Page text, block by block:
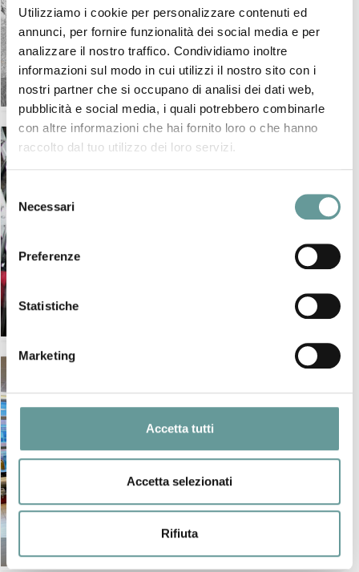
Utilizziamo i cookie per personalizzare contenuti ed
annunci, per fornire funzionalità dei social media e per
analizzare il nostro traffico. Condividiamo inoltre
informazioni sul modo in cui utilizzi il nostro sito con i
nostri partner che si occupano di analisi dei dati web,
pubblicità e social media, i quali potrebbero combinarle
con altre informazioni che hai fornito loro o che hanno
raccolto dal tuo utilizzo dei loro servizi.
Selezione
del
consenso
Necessari
Preferenze
Statistiche
Marketing
Accetta tutti
Accetta selezionati
Rifiuta
LABORATORIO di MODELLISTICA 3D
LABORATORIO di SISMOLOGIA